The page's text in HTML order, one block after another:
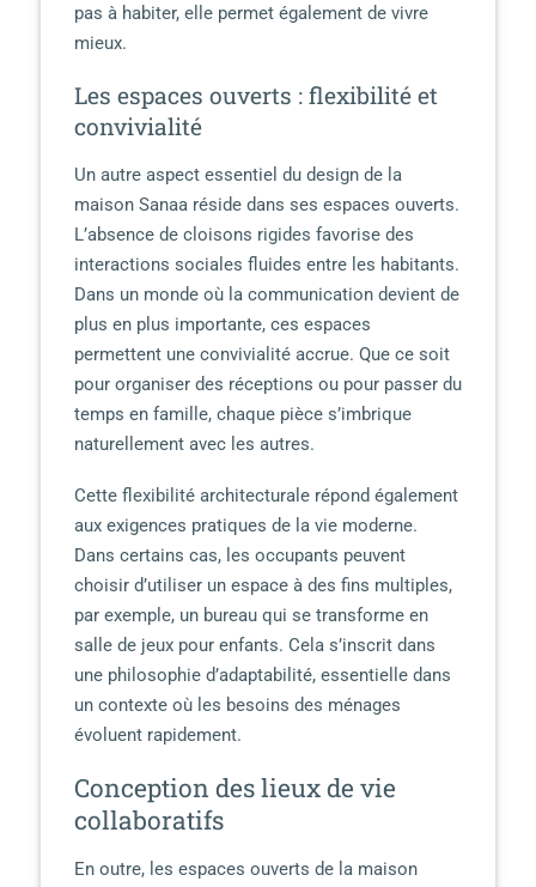
pas à habiter, elle permet également de vivre
mieux.
Les espaces ouverts : flexibilité et
convivialité
Un autre aspect essentiel du design de la
maison Sanaa réside dans ses espaces ouverts.
L’absence de cloisons rigides favorise des
interactions sociales fluides entre les habitants.
Dans un monde où la communication devient de
plus en plus importante, ces espaces
permettent une convivialité accrue. Que ce soit
pour organiser des réceptions ou pour passer du
temps en famille, chaque pièce s’imbrique
naturellement avec les autres.
Cette flexibilité architecturale répond également
aux exigences pratiques de la vie moderne.
Dans certains cas, les occupants peuvent
choisir d’utiliser un espace à des fins multiples,
par exemple, un bureau qui se transforme en
salle de jeux pour enfants. Cela s’inscrit dans
une philosophie d’adaptabilité, essentielle dans
un contexte où les besoins des ménages
évoluent rapidement.
Conception des lieux de vie
collaboratifs
En outre, les espaces ouverts de la maison